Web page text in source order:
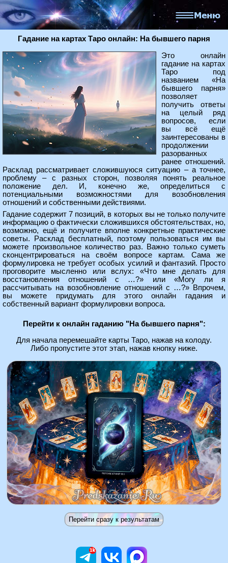
Гадание на картах Таро онлайн: На бывшего парня
Это онлайн
гадание на картах
Таро под
названием «На
бывшего парня»
позволяет
получить ответы
на целый ряд
вопросов, если
вы всё ещё
заинтересованы в
продолжении
разорванных
ранее отношений.
Расклад рассматривает сложившуюся ситуацию – а точнее,
проблему – с разных сторон, позволяя понять реальное
положение дел. И, конечно же, определиться с
потенциальными возможностями для возобновления
отношений и собственными действиями.
Гадание содержит 7 позиций, в которых вы не только получите
информацию о фактически сложившихся обстоятельствах, но,
возможно, ещё и получите вполне конкретные практические
советы. Расклад бесплатный, поэтому пользоваться им вы
можете произвольное количество раз. Важно только суметь
сконцентрироваться на своём вопросе картам. Сама же
формулировка не требует особых усилий и фантазий. Просто
проговорите мысленно или вслух: «Что мне делать для
восстановления отношений с …?» или «Могу ли я
рассчитывать на возобновление отношений с …?» Впрочем,
вы можете придумать для этого онлайн гадания и
собственный вариант формулировки вопроса.
Перейти к онлайн гаданию "На бывшего парня":
Для начала перемешайте карты Таро, нажав на колоду.
Либо пропустите этот этап, нажав кнопку ниже.